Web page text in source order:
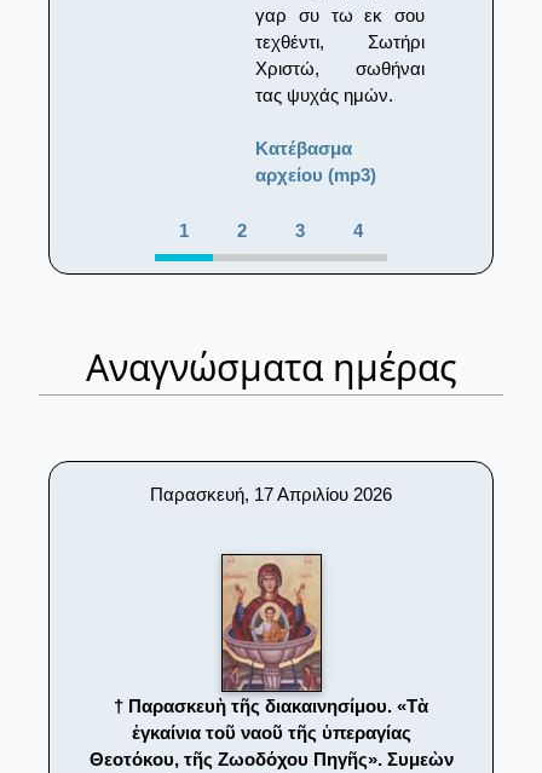
γαρ συ τω εκ σου
τεχθέντι, Σωτήρι
Χριστώ, σωθήναι
τας ψυχάς ημών.
Κατέβασμα
αρχείου (mp3)
1 2 3 4
Αναγνώσματα ημέρας
Παρασκευή, 17 Απριλίου 2026
† Παρασκευὴ τῆς διακαινησίμου. «Τὰ
ἐγκαίνια τοῦ ναοῦ τῆς ὑπεραγίας
Θεοτόκου, τῆς Ζωοδόχου Πηγῆς». Συμεὼν